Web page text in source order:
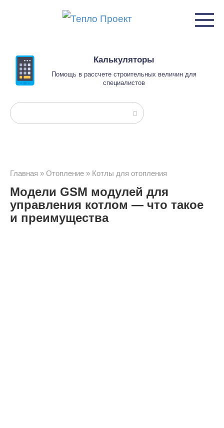
Калькуляторы
Помощь в рассчете строительных величин для
специалистов
Поиск:
Главная » Отопление » Котлы для отопления
Модели GSM модулей для
управления котлом — что такое
и преимущества